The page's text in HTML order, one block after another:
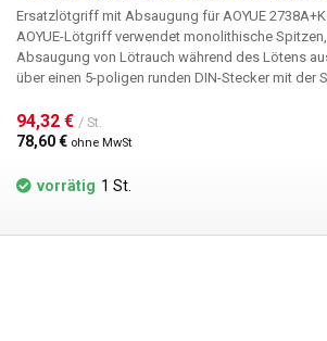
Ersatzlötgriff mit Absaugung für AOYUE 2738A+
AOYUE-Lötgriff verwendet monolithische
Absaugung von Lötrauch während des Lötens
über einen 5-poligen runden DIN-Stecker mit der
Absaugung der Dämpfe geliefert.
94,32 € / St.
78,60 € ohne MwSt
vorrätig 1 St.